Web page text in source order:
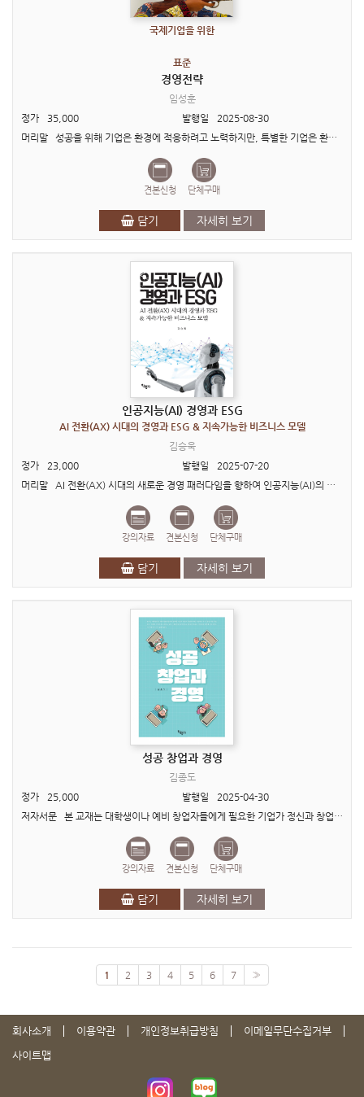
국제기업을 위한
표준
경영전략
임성훈
정가
35,000 발행일
2025-08-30
머리말 성공을 위해 기업은 환경에 적응하려고 노력하지만, 특별한 기업은 환경을 바꾸려고 한다. 표준 경영전략은 저자의 표준시리즈 다섯 번째 책이다. 본서의 관점과 구성내용은..
견본신청 단체구매
담기 자세히 보기
인공지능(AI) 경영과 ESG
AI 전환(AX) 시대의 경영과 ESG & 지속가능한 비즈니스 모델
김승욱
정가
23,000 발행일
2025-07-20
머리말 AI 전환(AX) 시대의 새로운 경영 패러다임을 향하여 인공지능(AI)의 출현은 경영학 전반에 걸쳐 근본적인 변화를 가져오고 있다. 마케팅, 재무, 생산관리, 인사조직 등 경영의 모든 영..
강의자료 견본신청 단체구매
담기 자세히 보기
성공 창업과 경영
김종도
정가
25,000 발행일
2025-04-30
저자서문 본 교재는 대학생이나 예비 창업자들에게 필요한 기업가 정신과 창업에 대한 기본적인 지식인 창업의 이해와 선정, 창업 아이템 선정과 타당성 분석, 사업계획서 작성 방법, 다양한 창..
강의자료 견본신청 단체구매
담기 자세히 보기
1 2 3 4 5 6 7 »
회사소개 이용약관 개인정보취급방침
이메일무단수집거부
사이트맵